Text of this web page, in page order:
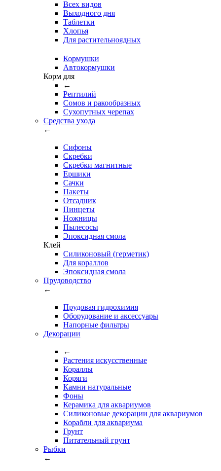
Всех видов
Выходного дня
Таблетки
Хлопья
Для растительноядных
Кормушки
Автокормушки
Корм для
←
Рептилий
Сомов и ракообразных
Сухопутных черепах
Средства ухода
←
Сифоны
Скребки
Скребки магнитные
Ершики
Сачки
Пакеты
Отсадник
Пинцеты
Ножницы
Пылесосы
Эпоксидная смола
Клей
Силиконовый (герметик)
Для кораллов
Эпоксидная смола
Прудоводство
←
Прудовая гидрохимия
Оборудование и аксессуары
Напорные фильтры
Декорации
←
Растения искусственные
Кораллы
Коряги
Камни натуральные
Фоны
Керамика для аквариумов
Силиконовые декорации для аквариумов
Корабли для аквариума
Грунт
Питательный грунт
Рыбки
←